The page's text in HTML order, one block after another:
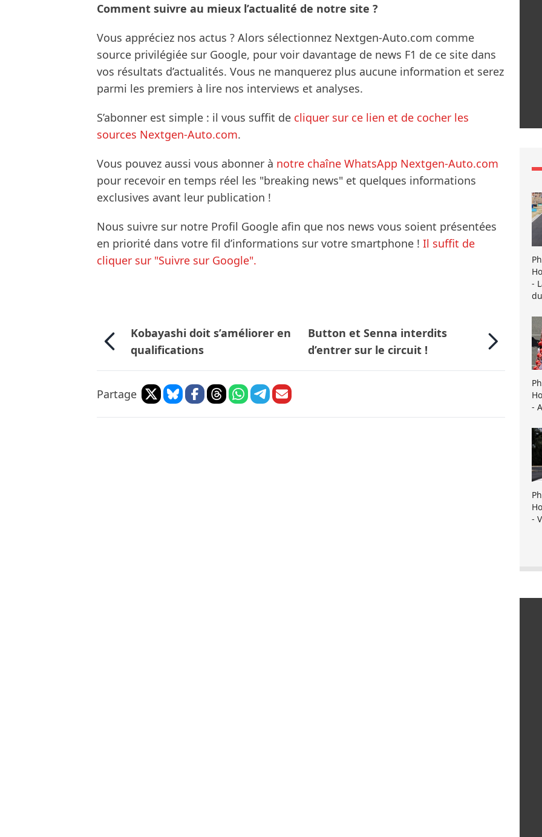
Comment suivre au mieux l’actualité de notre site ?
Vous appréciez nos actus ? Alors sélectionnez Nextgen-Auto.com comme
source privilégiée sur Google, pour voir davantage de news F1 de ce site dans
vos résultats d’actualités. Vous ne manquerez plus aucune information et serez
parmi les premiers à lire nos interviews et analyses.
S’abonner est simple : il vous suffit de cliquer sur ce lien et de cocher les
sources Nextgen-Auto.com.
Vous pouvez aussi vous abonner à notre chaîne WhatsApp Nextgen-Auto.com
pour recevoir en temps réel les "breaking news" et quelques informations
exclusives avant leur publication !
Nous suivre sur notre Profil Google afin que nos news vous soient présentées
en priorité dans votre fil d’informations sur votre smartphone ! Il suffit de
cliquer sur "Suivre sur Google".
Kobayashi doit s’améliorer en
qualifications
Button et Senna interdits
d’entrer sur le circuit !
Partage
-
-
-